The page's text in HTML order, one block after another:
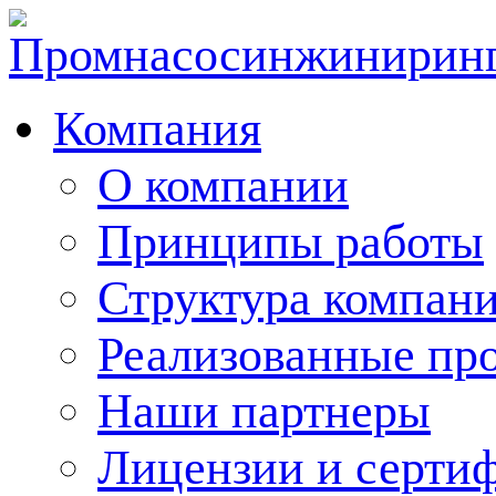
Компания
О компании
Принципы работы
Структура
Реализованные
Наши партнеры
Лицензии и